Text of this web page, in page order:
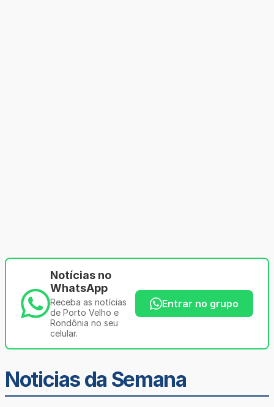
Notícias no
WhatsApp
Receba as notícias
de Porto Velho e
Rondônia no seu
celular.
Entrar no grupo
Noticias da Semana